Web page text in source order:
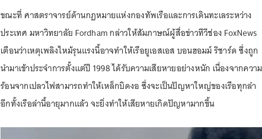
ขณะที่ ศาสตราจารย์ด้านกฎหมายแห่งกองทัพเรือและการเดินทะเลระหว่าง
ประเทศ มหาวิทยาลัย Fordham กล่าวให้สัมภาษณ์ผู้สื่อข่าวทีวีช่อง FoxNews
เตือนว่าเหตุเพลิงไหม้รุนแรงนี้อาจทำให้เรือยูเอสเอส บอนฮอมม์ ริชาร์ด ซึ่งถูก
นำมาเข้าประจำการตั้งแต่ปี 1998 ได้รับความเสียหายอย่างหนัก เนื่องจากความ
ร้อนจากเปลวไฟสามารถทำให้เหล็กบิดงอ ซึ่งจะเป็นปัญหาใหญ่ของเรือทุกลำ
อีกทั้งเรือลำนี้อายุมากแล้ว จะยิ่งทำให้เสียหายเกิดปัญหามากขึ้น